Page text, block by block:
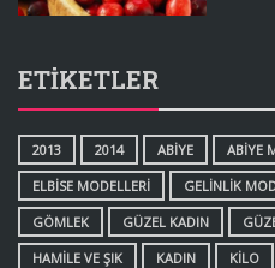
ETIKETLER
2013 2014 ABIYE ABIYE
ELBISE MODELLERI
GELINLIK
GÖMLEK
GÜZEL KADIN
HAMILE VE ŞIK
KADIN KILO